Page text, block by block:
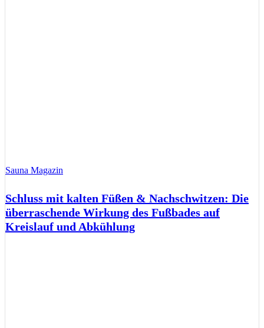
Sauna Magazin
Schluss mit kalten Füßen & Nachschwitzen: Die
überraschende Wirkung des Fußbades auf
Kreislauf und Abkühlung